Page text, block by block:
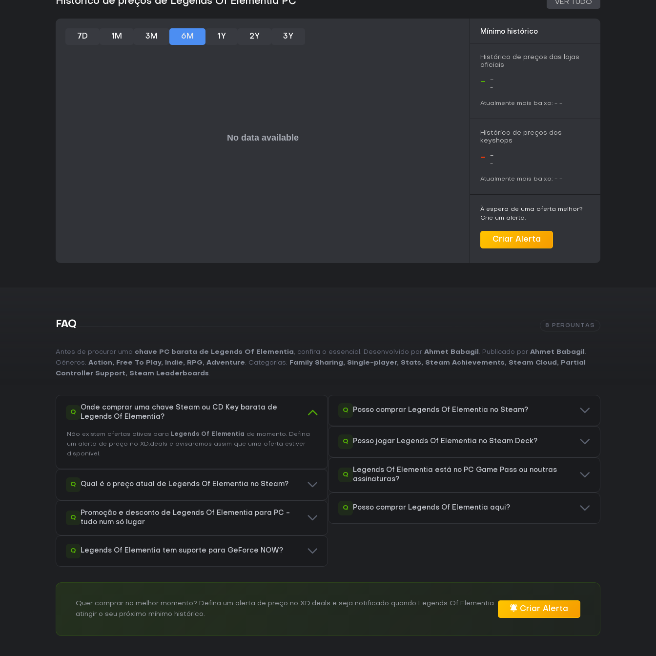
trocas em tempo real traz abordagens frescas ao combate, ideal para quem
VER TUDO
7D 1M 3M 6M 1Y 2Y 3Y
Mínimo histórico
Histórico de preços das lojas
oficiais
- -
-
Atualmente mais baixo: - -
Histórico de preços dos
keyshops
- -
-
Atualmente mais baixo: - -
À espera de uma oferta melhor?
Crie um alerta.
Criar Alerta
FAQ 8 PERGUNTAS
Antes de procurar uma chave PC barata de Legends Of Elementia, confira o essencial. Desenvolvido por Ahmet Babagil . Publicado por Ahmet Babagil .
Géneros: Action, Free To Play, Indie, RPG, Adventure. Categorias: Family Sharing, Single-player, Stats, Steam Achievements, Steam Cloud ,
Partial
Controller Support, Steam Leaderboards.
Q
Onde comprar uma chave Steam ou CD Key barata de
Legends Of Elementia?
Não existem ofertas ativas para Legends Of Elementia de momento. Defina
um alerta de preço no XD.deals e avisaremos assim que uma oferta estiver
disponível.
Q Qual é o preço atual de Legends Of Elementia no Steam?
Q
Promoção e desconto de Legends Of Elementia para PC -
tudo num só lugar
Q Legends Of Elementia tem suporte para GeForce NOW?
Q Posso comprar Legends Of Elementia no Steam?
Q Posso jogar Legends Of Elementia no Steam Deck?
Q
Legends Of Elementia está no PC Game Pass ou noutras
assinaturas?
Q Posso comprar Legends Of Elementia aqui?
Quer comprar no melhor momento? Defina um alerta de preço no XD.deals e seja notificado quando Legends Of Elementia
atingir o seu próximo mínimo histórico.
Criar Alerta